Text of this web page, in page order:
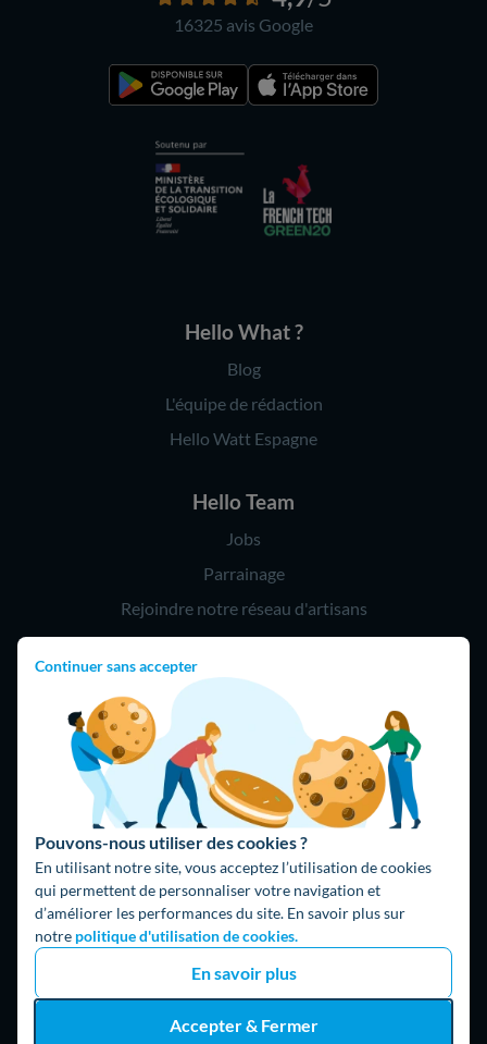
Continuer sans accepter
Pouvons-nous utiliser des cookies ?
En utilisant notre site, vous acceptez l’utilisation de cookies
qui permettent de personnaliser votre navigation et
d’améliorer les performances du site. En savoir plus sur
notre politique d'utilisation de cookies.
En savoir plus
Accepter & Fermer
16325 avis Google
Hello What ?
Blog
L'équipe de rédaction
Hello Watt Espagne
Hello Team
Jobs
Parrainage
Rejoindre notre réseau d'artisans
Hello !
09 75 18 60 60
(8h-21h)
75018 Paris
Fait avec ⚡ par Hello Watt
© 2026 Hello Watt |CGU|Mentions légales